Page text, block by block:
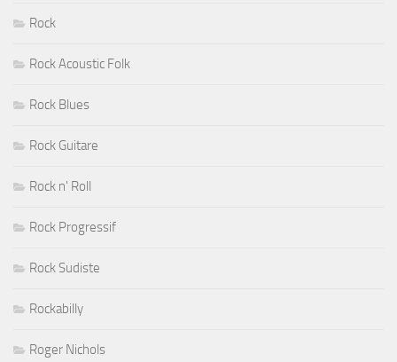
Rock
Rock Acoustic Folk
Rock Blues
Rock Guitare
Rock n' Roll
Rock Progressif
Rock Sudiste
Rockabilly
Roger Nichols